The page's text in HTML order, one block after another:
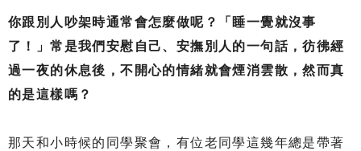
你跟別人吵架時通常會怎麼做呢？「睡一覺就沒事
了！」常是我們安慰自己、安撫別人的一句話，彷彿經
過一夜的休息後，不開心的情緒就會煙消雲散，然而真
的是這樣嗎？
那天和小時候的同學聚會，有位老同學這幾年總是帶著